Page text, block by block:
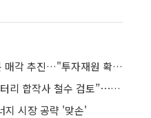
삼성SDI, 삼성디스플레이 지분 매각 추진…"투자재원 확보"
“스텔란티스, 삼성SDI 미국 배터리 합작사 철수 검토”⋯LG 이어 삼성까지?
지 시장 공략 '맞손'